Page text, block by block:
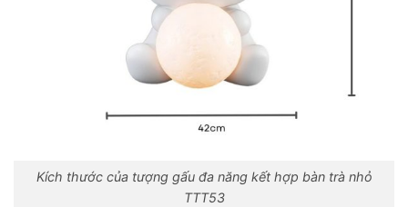
Kích thước của tượng gấu đa năng kết hợp bàn trà nhỏ
TTT53